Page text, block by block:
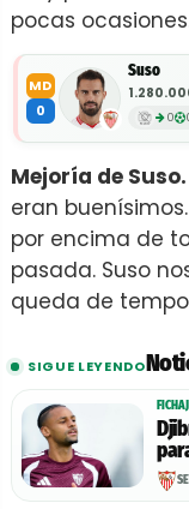
pocas
MD
0
Suso
0
Mejoría de Suso.
eran
por encima de
pasada. Suso
queda de
SIGUE LEYENDO